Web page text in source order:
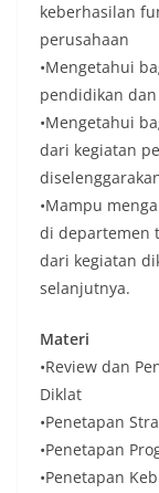
keberhasilan
perusahaan
•Mengetahui
pendidikan
•Mengetahui
dari kegiatan
•Mampu
di departemen
dari kegiatan
selanjutnya.
Materi
•Review dan
Diklat
•Penetapan
•Penetapan
•Penetapan